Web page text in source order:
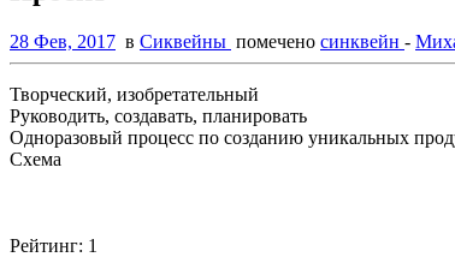
28 Фев, 2017 в Сиквейны помечено синквейн -
Творческий, изобретательный
Руководить, создавать, планировать
Одноразовый процесс по созданию уникальных
Схема
Рейтинг: 1